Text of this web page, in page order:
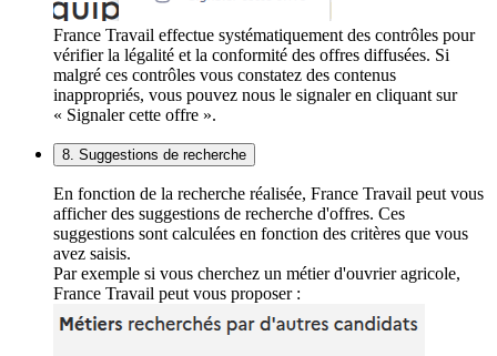
France Travail effectue systématiquement des contrôles pour
vérifier la légalité et la conformité des offres diffusées. Si
malgré ces contrôles vous constatez des contenus
inappropriés, vous pouvez nous le signaler en cliquant sur
« Signaler cette offre ».
8. Suggestions de recherche
En fonction de la recherche réalisée, France Travail peut vous
afficher des suggestions de recherche d'offres. Ces
suggestions sont calculées en fonction des critères que vous
avez saisis.
Par exemple si vous cherchez un métier d'ouvrier agricole,
France Travail peut vous proposer :